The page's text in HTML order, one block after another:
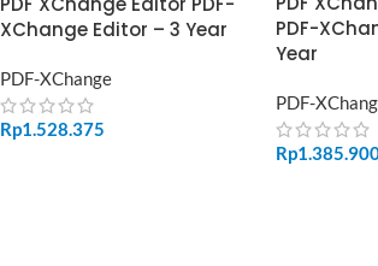
XChange Editor – 3 Year
PDF-XChange
Rp1.528.375
PDF-
Year
PDF-
Rp